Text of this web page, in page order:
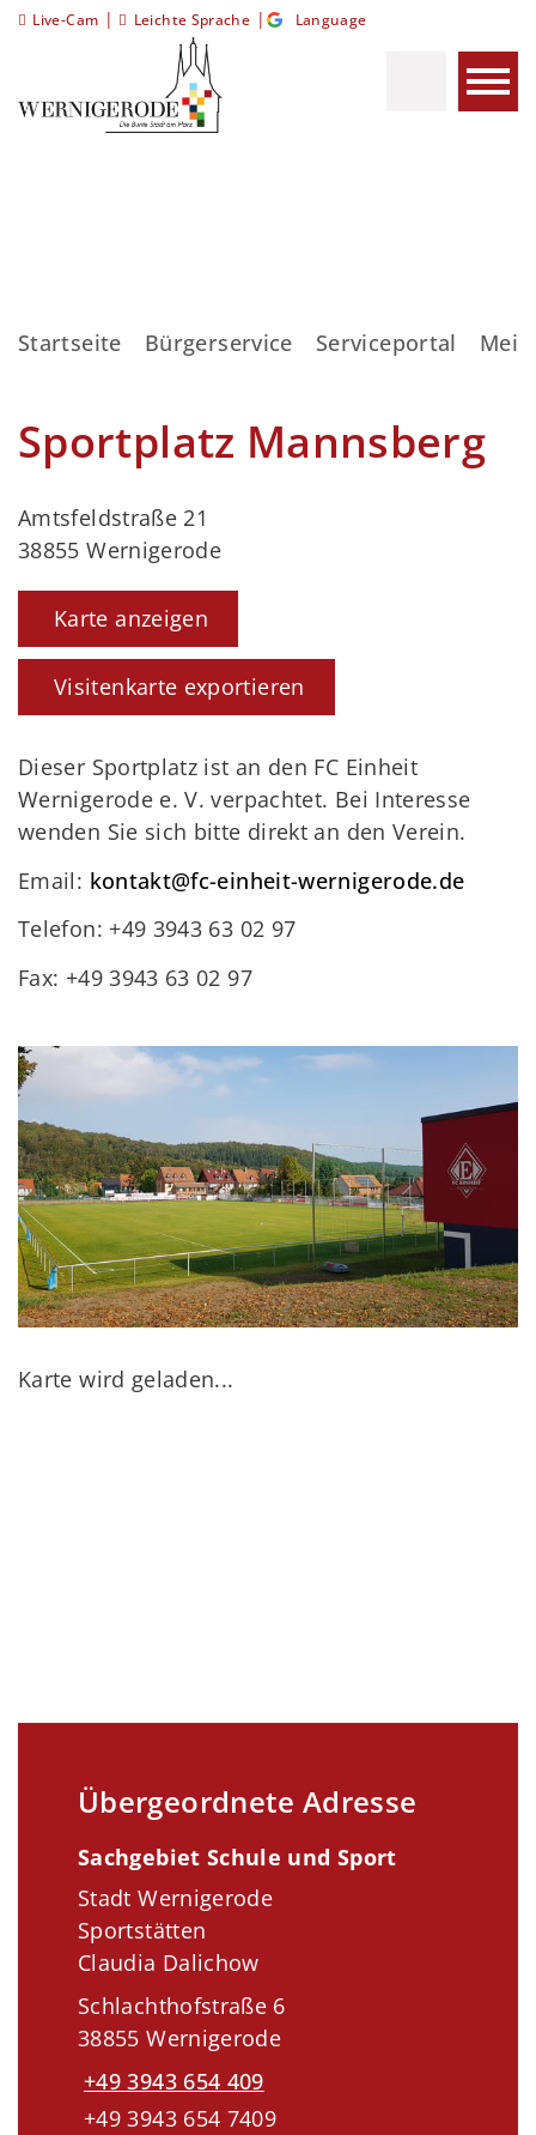
Live-Cam | Leichte Sprache | Language
Startseite Bürgerservice Serviceportal
Sportplatz Mannsberg
Amtsfeldstraße 21
38855 Wernigerode
Karte anzeigen
Visitenkarte exportieren
Dieser Sportplatz ist an den FC Einheit
Wernigerode e. V. verpachtet. Bei Interesse
wenden Sie sich bitte direkt an den Verein.
Email: kontakt@fc-einheit-wernigerode.de
Telefon: +49 3943 63 02 97
Fax: +49 3943 63 02 97
Karte wird geladen...
Übergeordnete Adresse
Sachgebiet Schule und Sport
Stadt Wernigerode
Sportstätten
Claudia Dalichow
Schlachthofstraße 6
38855 Wernigerode
+49 3943 654 409
+49 3943 654 7409